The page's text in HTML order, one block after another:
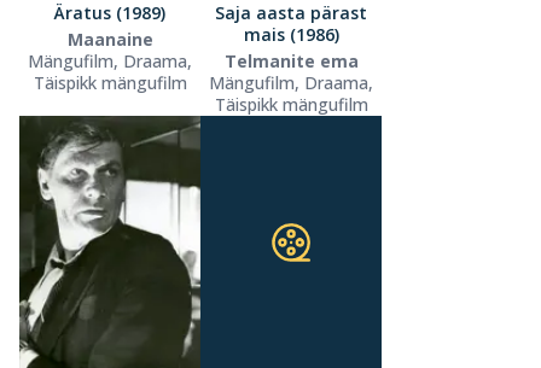
Äratus (1989)
Maanaine
Mängufilm, Draama,
Täispikk mängufilm
Saja aasta pärast
mais (1986)
Telmanite ema
Mängufilm, Draama,
Täispikk mängufilm